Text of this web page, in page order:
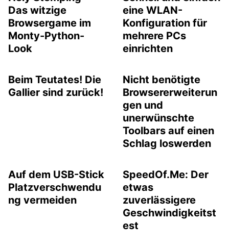
Das witzige
Browsergame im
Monty-Python-
Look
eine WLAN-
Konfiguration für
mehrere PCs
einrichten
Beim Teutates! Die
Gallier sind zurück!
Nicht benötigte
Browsererweiterun
gen und
unerwünschte
Toolbars auf einen
Schlag loswerden
Auf dem USB-Stick
Platzverschwendu
ng vermeiden
SpeedOf.Me: Der
etwas
zuverlässigere
Geschwindigkeitst
est